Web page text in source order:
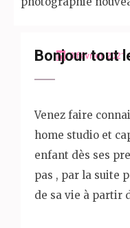
8 février 2021
Bonjour tout
Venez faire
home studio et
enfant dès ses
pas , par la suite
de sa vie à partir